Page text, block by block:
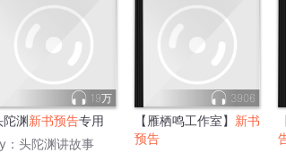
19万
陀渊新书预告专用
： 头陀渊讲故事
3906
【雁栖鸣工作室】 新书
预告